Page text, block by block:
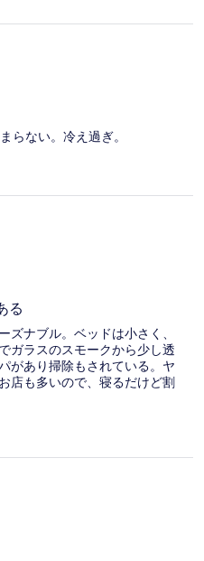
らない。冷え過ぎ。
る
ズナブル。ベッドは小さく、
ガラスのスモークから少し透
があり掃除もされている。ヤ
店も多いので、寝るだけど割